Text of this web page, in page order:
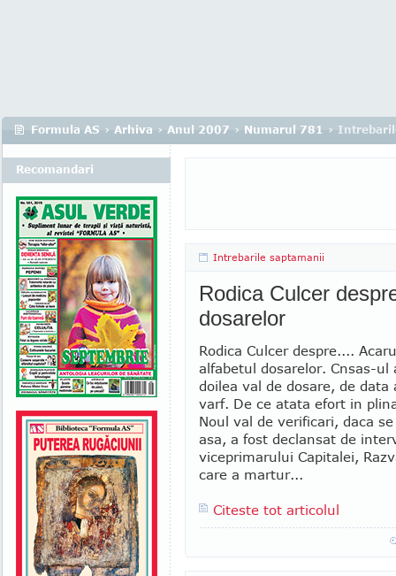
Formula AS › Arhiva › Anul 2007 › Numarul 781 ›
Intrebarile saptamanii
Rodica Culcer
dosarelor
Rodica Culcer despre....
alfabetul dosarelor. Cnsas-ul
doilea val de dosare, de data
varf. De ce atata efort in
Noul val de verificari, daca
asa, a fost declansat de
viceprimarului Capitalei,
care a martur...
Citeste tot articolul
Recomandari